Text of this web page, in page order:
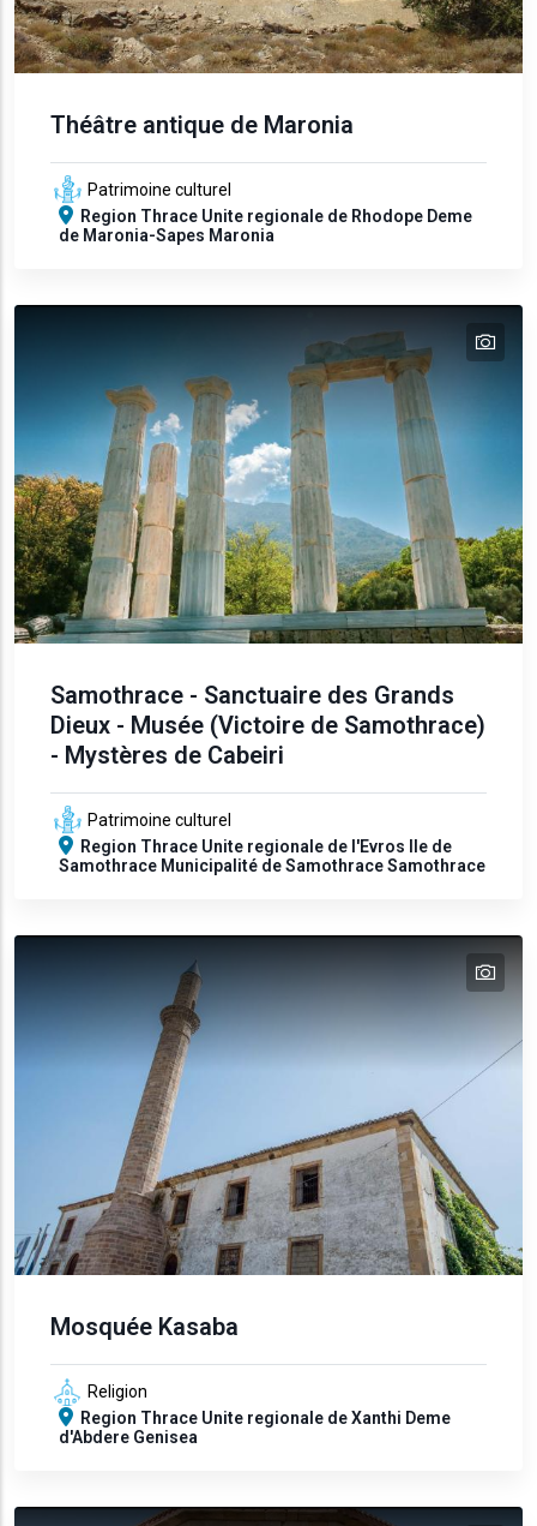
Théâtre antique de Maronia
Patrimoine culturel
Region Thrace Unite regionale de Rhodope Deme
de Maronia-Sapes Maronia
Samothrace - Sanctuaire des Grands
Dieux - Musée (Victoire de Samothrace)
- Mystères de Cabeiri
Patrimoine culturel
Region Thrace Unite regionale de l'Evros
Ile de
Samothrace Municipalité de SamothraceSamothrace
text
Mosquée Kasaba
Religion
Region Thrace Unite regionale de Xanthi Deme
d'Abdere Genisea